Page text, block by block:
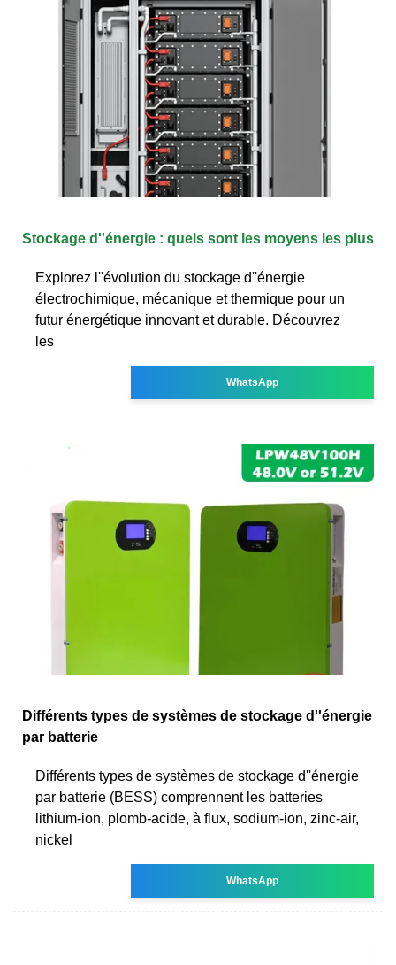
Stockage d''énergie : quels sont les moyens les plus
Explorez l''évolution du stockage d''énergie
électrochimique, mécanique et thermique pour un
futur énergétique innovant et durable. Découvrez
les
WhatsApp
Différents types de systèmes de stockage d''énergie
par batterie
Différents types de systèmes de stockage d''énergie
par batterie (BESS) comprennent les batteries
lithium-ion, plomb-acide, à flux, sodium-ion, zinc-air,
nickel
WhatsApp